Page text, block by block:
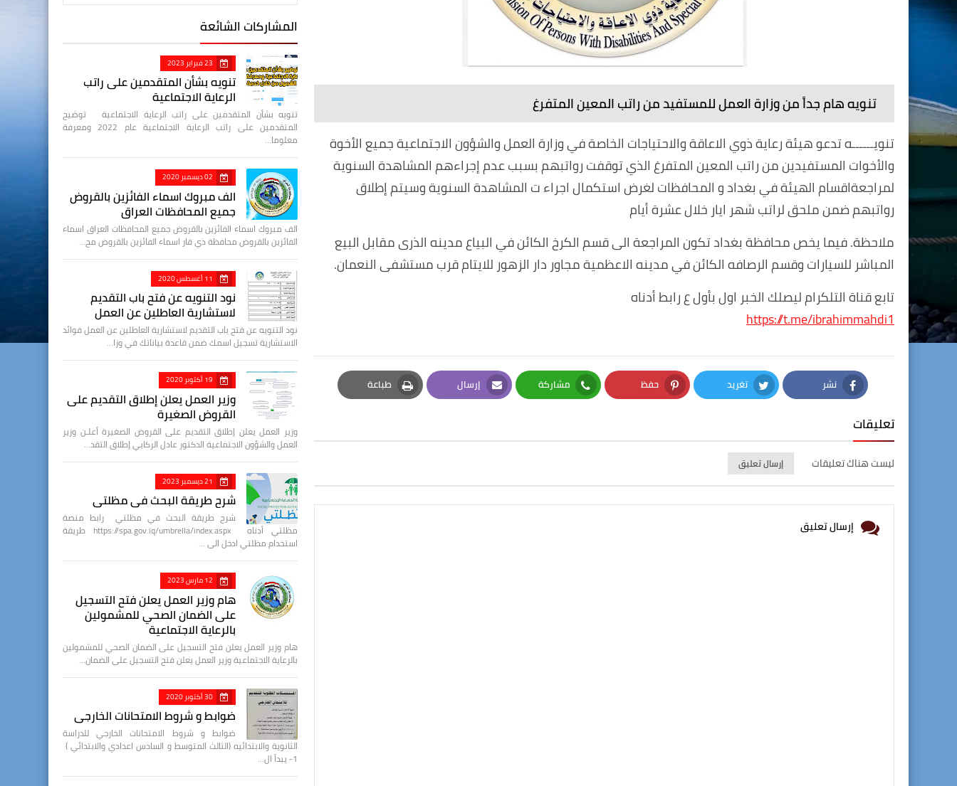
تنويه هام جداً من وزارة العمل للمستفيد من راتب المعين المتفرغ
تنويــــــه تدعو هيئة رعاية ذوي الاعاقة والاحتياجات الخاصة في وزارة العمل والشؤون الاجتماعية جميع الأخوة
والأخوات المستفيدين من راتب المعين المتفرغ الذي توقفت رواتبهم بسبب عدم إجراءهم المشاهدة السنوية
لمراجعةاقسام الهيئة في بغداد و المحافظات لغرض استكمال اجراء ت المشاهدة السنوية وسيتم إطلاق
رواتبهم ضمن ملحق لراتب شهر ايار خلال عشرة أيام
ملاحظة. فيما يخص محافظة بغداد تكون المراجعة الى قسم الكرخ الكائن في البياع مدينه الذرى مقابل البيع
المباشر للسيارات وقسم الرصافه الكائن في مدينه الاعظمية مجاور دار الزهور للايتام قرب مستشفى النعمان.
تابع قناة التلكرام ليصلك الخبر اول بأول ع رابط أدناه
https://t.me/ibrahimmahdi1
نشر
Facebook
تغريد
Twitter
حفظ
Pinterest
مشاركة
Whatsapp
إرسال
Email
طباعة
Print
تعليقات
ليست هناك تعليقات إرسال تعليق
إرسال تعليق
المشاركات الشائعة
23 فبراير 2023
تنويه بشأن المتقدمين على راتب
الرعاية الاجتماعية
تنويه بشأن المتقدمين على راتب الرعاية الاجتماعية توضيح
المتقدمين على راتب الرعاية الاجتماعية عام 2022 ومعرفة
معلوما…
02 ديسمبر 2020
الف مبروك اسماء الفائزين بالقروض
جميع المحافظات العراق
الف مبروك اسماء الفائزين بالقروض جميع المحافظات العراق اسماء
الفائزين بالقروض محافظة ذي قار اسماء الفائزين بالقروض مح…
11 أغسطس 2020
نود التنويه عن فتح باب التقديم
لاستشارية العاطلين عن العمل
نود التنويه عن فتح باب التقديم لاستشارية العاطلين عن العمل فوائد
الاستشارية تسجيل اسمك ضمن قاعدة بياناتك في وزا…
19 أكتوبر 2020
وزير العمل يعلن إطلاق التقديم على
القروض الصغيرة
وزير العمل يعلن إطلاق التقديم على القروض الصغيرة أعلـن وزير
العمل والشؤون الاجتماعية الدكتور عادل الركابي إطلاق التقد…
21 ديسمبر 2023
شرح طريقة البحث في مظلتي
شرح طريقة البحث في مظلتي رابط منصة
مظلتي أدناه https://spa.gov.iq/umbrella/index.aspx طريقة
استخدام مظلتي ادخل الى …
12 مارس 2023
هام وزير العمل يعلن فتح التسجيل
على الضمان الصحي للمشمولين
بالرعاية الاجتماعية
هام وزير العمل يعلن فتح التسجيل على الضمان الصحي للمشمولين
بالرعاية الاجتماعية وزير العمل يعلن فتح التسجيل على الضمان…
30 أكتوبر 2020
ضوابط و شروط الامتحانات الخارجي
ضوابط و شروط الامتحانات الخارجي للدراسة
الثانوية والابتدائيه (الثالث المتوسط و السادس اعدادي والابتدائي )
1- يبدأ ال…